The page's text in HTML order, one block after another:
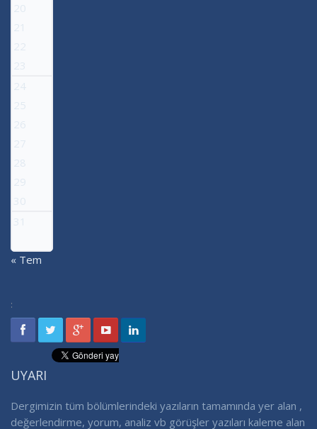
20
21
22
23
24
25
26
27
28
29
30
31
« Tem
:
UYARI
Dergimizin tüm bölümlerindeki yazıların tamamında yer alan ,
değerlendirme, yorum, analiz vb görüşler yazıları kaleme alan